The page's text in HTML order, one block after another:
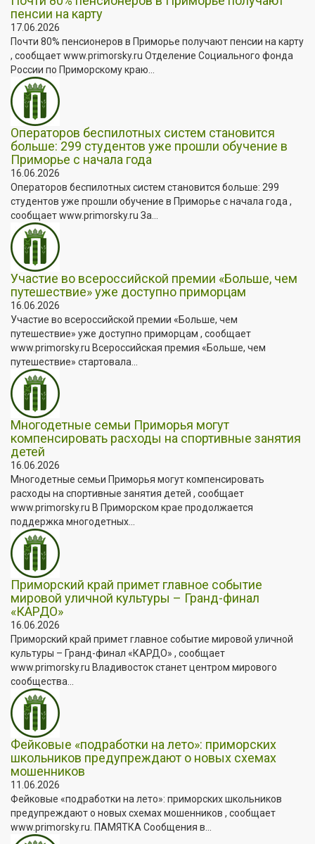
пенсии на карту
17.06.2026
Почти 80% пенсионеров в Приморье получают пенсии на карту
, сообщает www.primorsky.ru Отделение Социального фонда
России по Приморскому краю...
Операторов беспилотных систем становится
больше: 299 студентов уже прошли обучение в
Приморье с начала года
16.06.2026
Операторов беспилотных систем становится больше: 299
студентов уже прошли обучение в Приморье с начала года ,
сообщает www.primorsky.ru За...
Участие во всероссийской премии «Больше, чем
путешествие» уже доступно приморцам
16.06.2026
Участие во всероссийской премии «Больше, чем
путешествие» уже доступно приморцам , сообщает
www.primorsky.ru Всероссийская премия «Больше, чем
путешествие» стартовала...
Многодетные семьи Приморья могут
компенсировать расходы на спортивные занятия
детей
16.06.2026
Многодетные семьи Приморья могут компенсировать
расходы на спортивные занятия детей , сообщает
www.primorsky.ru В Приморском крае продолжается
поддержка многодетных...
Приморский край примет главное событие
мировой уличной культуры – Гранд-финал
«КАРДО»
16.06.2026
Приморский край примет главное событие мировой уличной
культуры – Гранд-финал «КАРДО» , сообщает
www.primorsky.ru Владивосток станет центром мирового
сообщества...
Фейковые «подработки на лето»: приморских
школьников предупреждают о новых схемах
мошенников
11.06.2026
Фейковые «подработки на лето»: приморских школьников
предупреждают о новых схемах мошенников , сообщает
www.primorsky.ru. ПАМЯТКА Сообщения в...